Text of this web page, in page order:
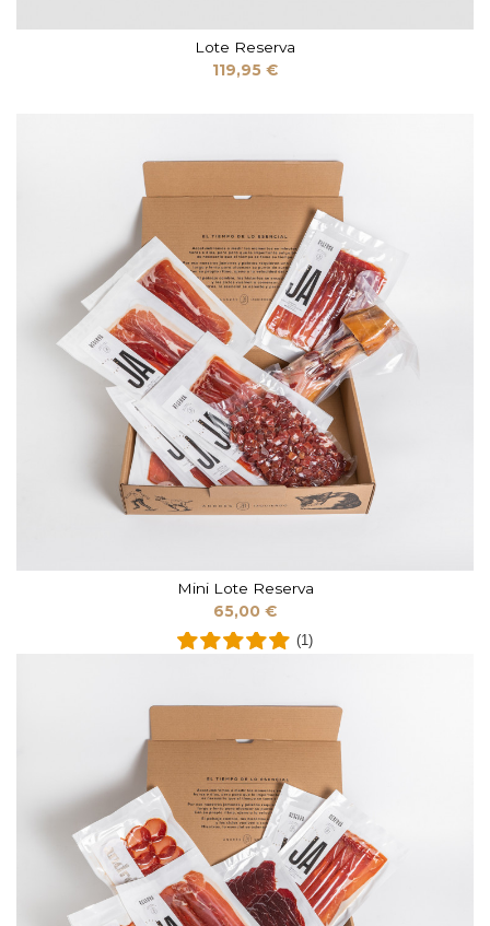
Lote Reserva
119,95 €
Mini Lote Reserva
65,00 €
(1)